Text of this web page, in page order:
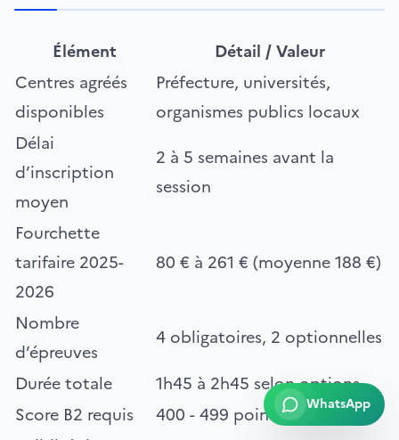
Élément
Détail / Valeur
Centres agréés
disponibles
Préfecture, universités,
organismes publics locaux
Délai
d’inscription
moyen
2 à 5 semaines avant la
session
Fourchette
tarifaire 2025-
2026
80 € à 261 € (moyenne 188 €)
Nombre
d’épreuves
4 obligatoires, 2 optionnelles
Durée totale
1h45 à 2h45 selon options
Score B2 requis
400 - 499 points
WhatsApp